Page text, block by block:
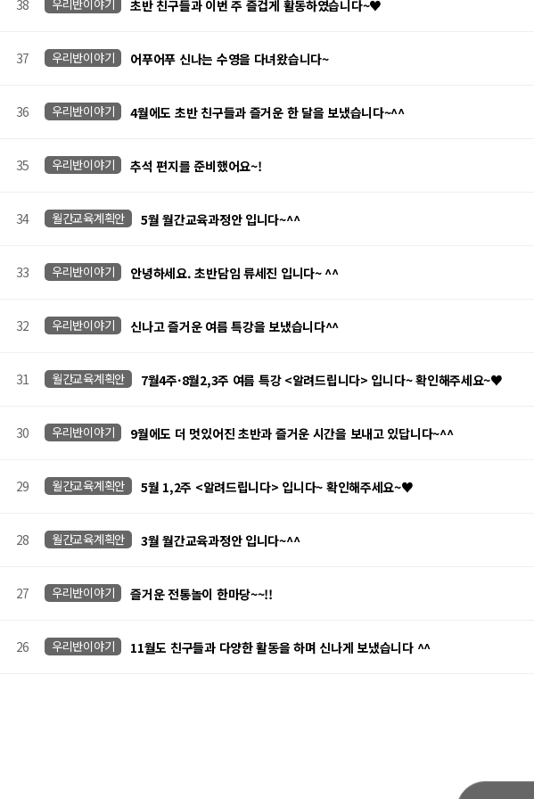
38 우리반이야기 초반 친구들과 이번 주 즐겁게 활동하였습니다~♥
37 우리반이야기 어푸어푸 신나는 수영을 다녀왔습니다~
36 우리반이야기 4월에도 초반 친구들과 즐거운 한 달을 보냈습니다~^^
35 우리반이야기 추석 편지를 준비했어요~!
34 월간교육계획안 5월 월간교육과정안 입니다~^^
33 우리반이야기 안녕하세요. 초반담임 류세진 입니다~ ^^
32 우리반이야기 신나고 즐거운 여름 특강을 보냈습니다^^
31 월간교육계획안 7월4주·8월2,3주 여름 특강 <알려드립니다> 입니다~ 확인해주세요~♥
30 우리반이야기 9월에도 더 멋있어진 초반과 즐거운 시간을 보내고 있답니다~^^
29 월간교육계획안 5월 1,2주 <알려드립니다> 입니다~ 확인해주세요~♥
28 월간교육계획안 3월 월간교육과정안 입니다~^^
27 우리반이야기 즐거운 전통놀이 한마당~~!!
26 우리반이야기 11월도 친구들과 다양한 활동을 하며 신나게 보냈습니다 ^^